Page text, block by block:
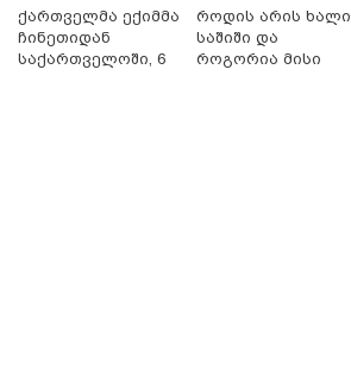
ქართველმა ექიმმა
ჩინეთიდან
საქართველოში, 6
როდის არის ხალი
საშიში და
როგორია მისი